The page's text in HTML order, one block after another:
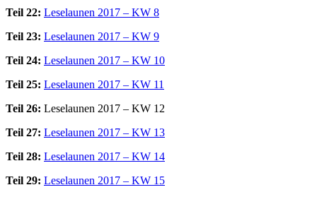
Teil 22: Leselaunen 2017 – KW 8
Teil 23: Leselaunen 2017 – KW 9
Teil 24: Leselaunen 2017 – KW 10
Teil 25: Leselaunen 2017 – KW 11
Teil 26: Leselaunen 2017 – KW 12
Teil 27: Leselaunen 2017 – KW 13
Teil 28: Leselaunen 2017 – KW 14
Teil 29: Leselaunen 2017 – KW 15